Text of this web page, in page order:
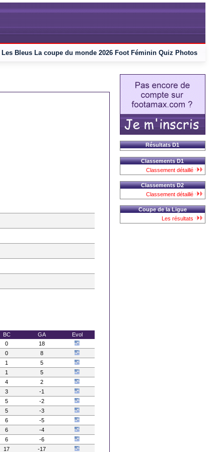
Les Bleus La coupe du monde 2026 Foot Féminin Quiz Photos
BC GA
Evol
0
18
0
8
1
5
1
5
4
2
3
-1
5
-2
5
-3
6
-5
6
-4
6
-6
17 -17
Résultats D1
Classements D1
Classement détaillé
Classements D2
Classement détaillé
Coupe de la Ligue
Les résultats